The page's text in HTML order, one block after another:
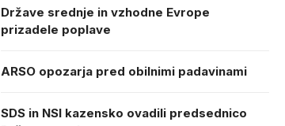
Države srednje in vzhodne Evrope
prizadele poplave
ARSO opozarja pred obilnimi padavinami
SDS in NSI kazensko ovadili predsednico